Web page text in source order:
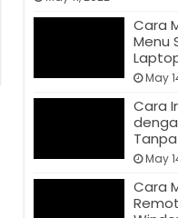
Cara
Menu
May
Cara
May
Cara